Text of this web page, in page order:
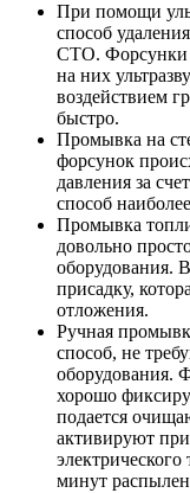
При помощи
способ
СТО. Форсунки
на них
воздействием
быстро.
Промывка на
форсунок
давления за
способ
Промывка
довольно
оборудования.
присадку,
отложения.
Ручная
способ, не
оборудования.
хорошо
подается
активируют
минут